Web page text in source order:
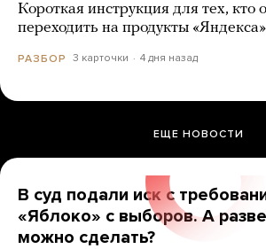
Короткая инструкция для тех, кто
переходить на продукты
РАЗБОР 3 карточки 4 дня назад
ЕЩЕ НОВОСТИ
В суд подали иск с
«Яблоко» с выборов. А
можно сделать?